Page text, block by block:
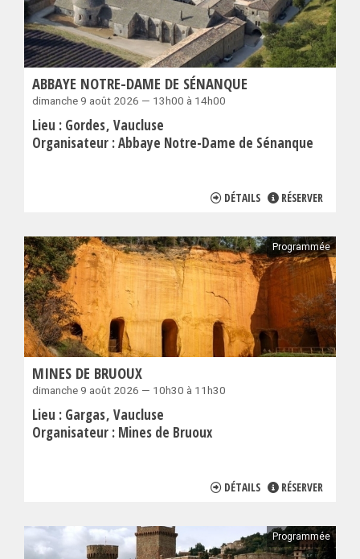
ABBAYE NOTRE-DAME DE SÉNANQUE
dimanche 9 août 2026 — 13h00 à 14h00
Lieu : Gordes Vaucluse
Organisateur :Abbaye Notre-Dame de Sénanque
DÉTAILS RÉSERVER
Programmée
MINES DE BRUOUX
dimanche 9 août 2026 — 10h30 à 11h30
Lieu : Gargas Vaucluse
Organisateur : Mines de Bruoux
DÉTAILS RÉSERVER
Programmée